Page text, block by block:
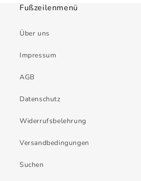
Fußzeilenmenü
Über uns
Impressum
AGB
Datenschutz
Widerrufsbelehrung
Versandbedingungen
Suchen